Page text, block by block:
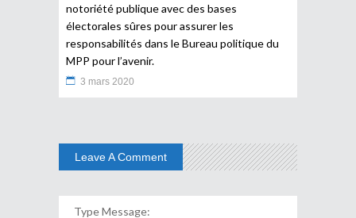
notoriété publique avec des bases
électorales sûres pour assurer les
responsabilités dans le Bureau politique du
MPP pour l’avenir.
3 mars 2020
Leave A Comment